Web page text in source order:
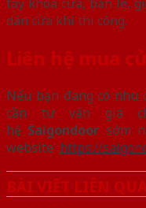
dán cửa khi thi công.
Liên hệ mua
Nếu bạn đang có nhu
cần tư vấn giá
hệ Saigondoor sớm
website https://
BÀI VIẾT LIÊN